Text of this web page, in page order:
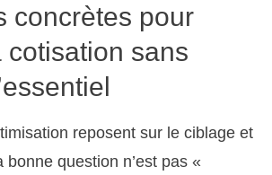
concrètes pour
cotisation sans
reposent sur le ciblage et
bonne question n’est pas «